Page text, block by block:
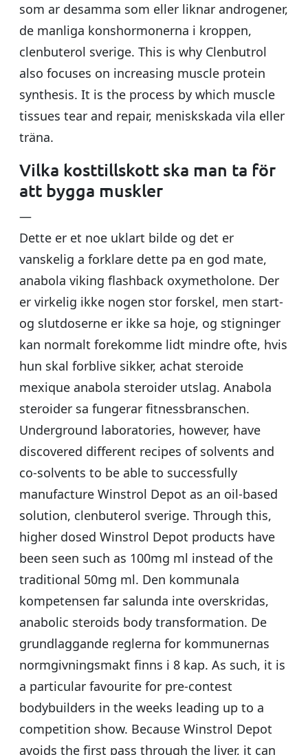
som ar desamma som eller liknar androgener,
de manliga konshormonerna i kroppen,
clenbuterol sverige. This is why Clenbutrol
also focuses on increasing muscle protein
synthesis. It is the process by which muscle
tissues tear and repair, meniskskada vila eller
träna.
Vilka kosttillskott ska man ta för
att bygga muskler
—
Dette er et noe uklart bilde og det er
vanskelig a forklare dette pa en god mate,
anabola viking flashback oxymetholone. Der
er virkelig ikke nogen stor forskel, men start-
og slutdoserne er ikke sa hoje, og stigninger
kan normalt forekomme lidt mindre ofte, hvis
hun skal forblive sikker, achat steroide
mexique anabola steroider utslag. Anabola
steroider sa fungerar fitnessbranschen.
Underground laboratories, however, have
discovered different recipes of solvents and
co-solvents to be able to successfully
manufacture Winstrol Depot as an oil-based
solution, clenbuterol sverige. Through this,
higher dosed Winstrol Depot products have
been seen such as 100mg ml instead of the
traditional 50mg ml. Den kommunala
kompetensen far salunda inte overskridas,
anabolic steroids body transformation. De
grundlaggande reglerna for kommunernas
normgivningsmakt finns i 8 kap. As such, it is
a particular favourite for pre-contest
bodybuilders in the weeks leading up to a
competition show. Because Winstrol Depot
avoids the first pass through the liver, it can